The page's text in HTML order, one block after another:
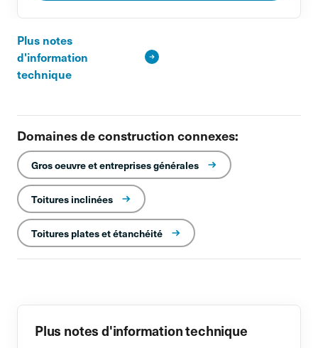
Plus notes
d'information
technique
Domaines de construction connexes:
Gros oeuvre et entreprises générales
Toitures inclinées
Toitures plates et étanchéité
Plus notes d'information technique